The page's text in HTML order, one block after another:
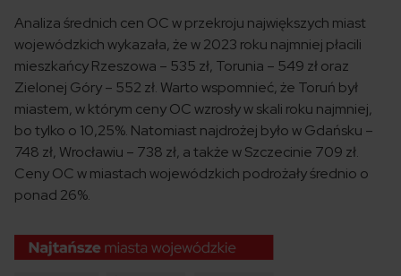
Analiza średnich cen OC w przekroju największych miast
wojewódzkich wykazała, że w 2023 roku najmniej płacili
mieszkańcy Rzeszowa – 535 zł, Torunia – 549 zł oraz
Zielonej Góry – 552 zł. Warto wspomnieć, że Toruń był
miastem, w którym ceny OC wzrosły w skali roku najmniej,
bo tylko o 10,25%. Natomiast najdrożej było w Gdańsku –
748 zł, Wrocławiu – 738 zł, a także w Szczecinie 709 zł.
Ceny OC w miastach wojewódzkich podrożały średnio o
ponad 26%.